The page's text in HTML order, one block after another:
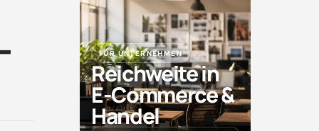
FÜR UNTERNEHMEN
Reichweite in
E-Commerce &
Handel